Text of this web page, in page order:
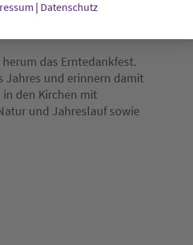
das Erntedankfest.
Jahres und erinnern damit
in den Kirchen mit
und Jahreslauf sowie
| Datenschutz